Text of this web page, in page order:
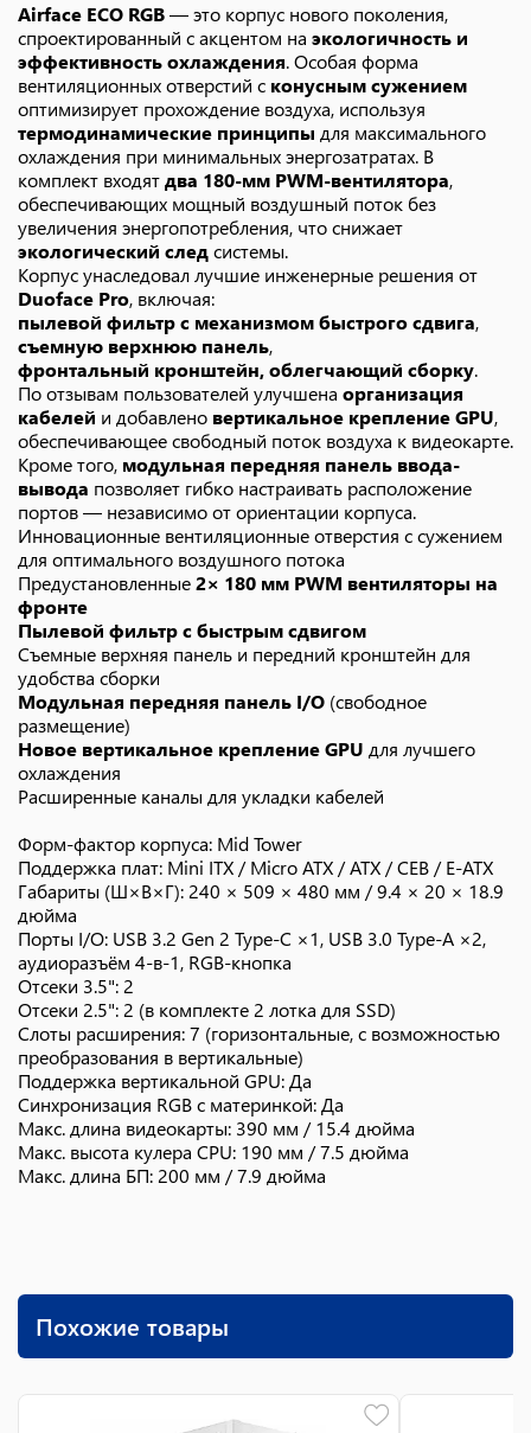
Airface ECO RGB— это корпус нового поколения,
спроектированный с акцентом на экологичность и
эффективность охлаждения. Особая форма
вентиляционных отверстий с конусным сужением
оптимизирует прохождение воздуха, используя
термодинамические принципы для максимального
охлаждения при минимальных энергозатратах. В
комплект входятдва 180-мм PWM-вентилятора,
обеспечивающих мощный воздушный поток без
увеличения энергопотребления, что снижает
экологический следсистемы.
Корпус унаследовал лучшие инженерные решения от
Duoface Pro, включая:
пылевой фильтр с механизмом быстрого сдвига,
съемную верхнюю панель,
фронтальный кронштейн, облегчающий сборку.
По отзывам пользователей улучшена организация
кабелей и добавлено вертикальное крепление GPU,
обеспечивающее свободный поток воздуха к видеокарте.
Кроме того, модульная передняя панель ввода-
вывода позволяет гибко настраивать расположение
портов — независимо от ориентации корпуса.
Инновационные вентиляционные отверстия с сужением
для оптимального воздушного потока
Предустановленные2× 180 мм PWM вентиляторы на
фронте
Пылевой фильтр с быстрым сдвигом
Съемные верхняя панель и передний кронштейн для
удобства сборки
Модульная передняя панель I/O (свободное
размещение)
Новое вертикальное крепление GPU для лучшего
охлаждения
Расширенные каналы для укладки кабелей
Форм-фактор корпуса: Mid Tower
Поддержка плат: Mini ITX / Micro ATX / ATX / CEB / E-ATX
Габариты (Ш×В×Г): 240 × 509 × 480 мм / 9.4 × 20 × 18.9
дюйма
Порты I/O: USB 3.2 Gen 2 Type-C ×1, USB 3.0 Type-A ×2,
аудиоразъём 4-в-1, RGB-кнопка
Отсеки 3.5": 2
Отсеки 2.5": 2 (в комплекте 2 лотка для SSD)
Слоты расширения: 7 (горизонтальные, с возможностью
преобразования в вертикальные)
Поддержка вертикальной GPU: Да
Синхронизация RGB с материнкой: Да
Макс. длина видеокарты: 390 мм / 15.4 дюйма
Макс. высота кулера CPU: 190 мм / 7.5 дюйма
Макс. длина БП: 200 мм / 7.9 дюйма
Похожие товары